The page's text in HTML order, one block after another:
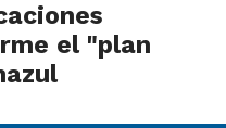
el "plan